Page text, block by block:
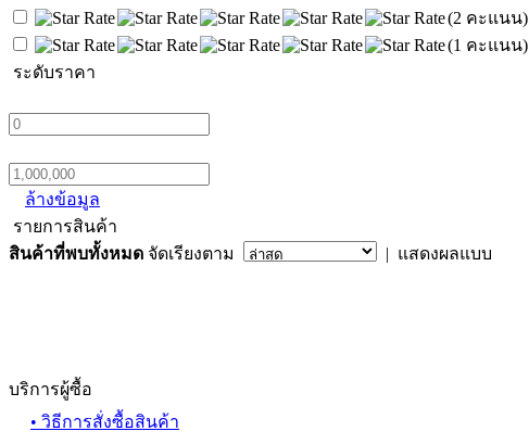
(2 คะแนน)
(1 คะแนน)
ระดับราคา
ล้างข้อมูล
รายการสินค้า
สินค้าที่พบทั้งหมด จัดเรียงตาม | แสดงผลแบบ
บริการผู้ซื้อ
• วิธีการสั่งซื้อสินค้า